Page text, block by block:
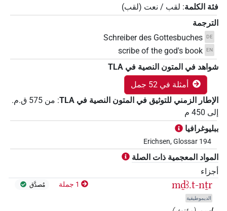
فئة الكلمة: لقب / نعت (لقب)
الترجمة
DE
Schreiber des Gottesbuches
EN
scribe of the god's book
شواهد في المتون النصية في ‏TLA
أمثلة في 52 جمل
الإطار الزمني للتوثيق في المتون النصية في ‏TLA
: من 575 ق.م.
إلى 450 م
ببليوغرافيا
Erichsen, Glossar 194
المواد المعجمية ذات الصلة
أجزاء
mḏꜣ.t-nṯr
الديموطيقية
1 جملة مُصدَّق